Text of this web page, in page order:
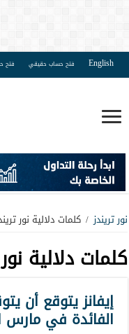
English فتح حساب حقيقي فتح
نور تريندز / كلمات دلالية نور
كلمات دلالية
إيفانز يتوقع أن
الفائدة في مارس